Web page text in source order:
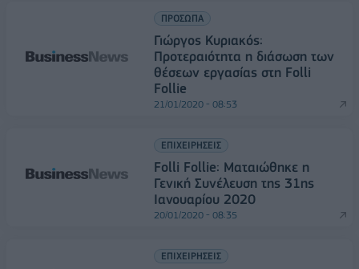
ΠΡΟΣΩΠΑ
Γιώργος Κυριακός:
Προτεραιότητα η διάσωση των
θέσεων εργασίας στη Folli
Follie
21/01/2020 - 08:53
ΕΠΙΧΕΙΡΗΣΕΙΣ
Folli Follie: Ματαιώθηκε η
Γενική Συνέλευση της 31ης
Ιανουαρίου 2020
20/01/2020 - 08:35
ΕΠΙΧΕΙΡΗΣΕΙΣ